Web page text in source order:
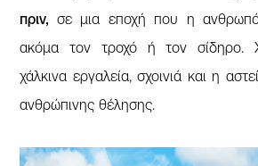
πριν, σε μια εποχή που η
ακόμα τον τροχό ή τον σίδηρο.
χάλκινα εργαλεία, σχοινιά και η
ανθρώπινης θέλησης.